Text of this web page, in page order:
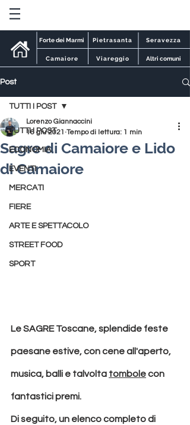
Forte dei Marmi Pietrasanta Seravezza
Camaiore Viareggio Altri comuni
Post
TUTTI I POST
ECONOMIA
EVENTI
MERCATI
FIERE
ARTE E SPETTACOLO
STREET FOOD
SPORT
TUTTI I POST
Sagre di Camaiore e Lido
di Camaiore
Lorenzo Giannaccini
16 giu 2021 Tempo di lettura: 1 min
Le SAGRE Toscane, splendide feste
paesane estive, con cene all'aperto,
musica, balli e talvolta tombole con
fantastici premi.
Di seguito, un elenco completo di